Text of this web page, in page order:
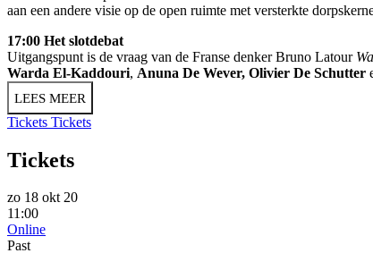
aan een andere visie op de open ruimte met versterkte
17:00 Het slotdebat
Uitgangspunt is de vraag van de Franse denker Bruno Latour
Warda El-Kaddouri, Anuna De Wever, Olivier De Schutter
LEES MEER
Tickets Tickets
Tickets
zo 18 okt 20
11:00
Online
Past